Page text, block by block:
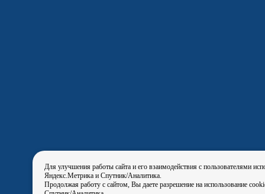
Для улучшения работы сайта и его взаимодействия с пользователями
Яндекс.Метрика и Спутник/Аналитика.
Продолжая работу с сайтом, Вы даете разрешение на использование